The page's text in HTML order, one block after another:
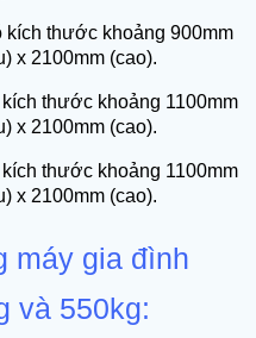
thước khoảng 900mm
x 2100mm (cao).
thước khoảng 1100mm
x 2100mm (cao).
thước khoảng 1100mm
x 2100mm (cao).
máy gia đình
và 550kg: